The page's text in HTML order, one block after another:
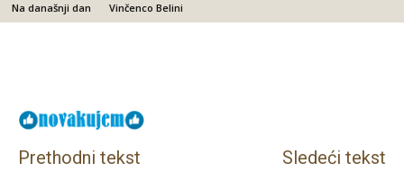
Na današnji dan
Vinčenco Belini
Prethodni tekst Sledeći tekst